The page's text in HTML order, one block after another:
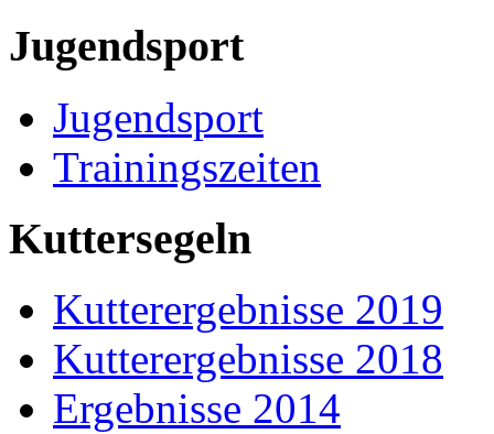
Jugendsport
Jugendsport
Trainingszeiten
Kuttersegeln
Kutterergebnisse 2019
Kutterergebnisse 2018
Ergebnisse 2014